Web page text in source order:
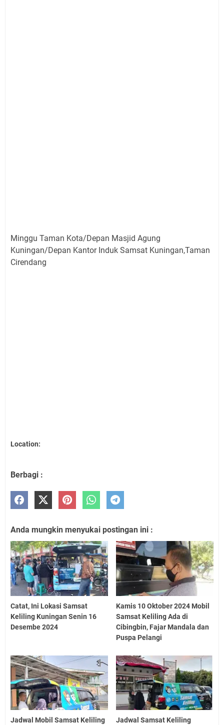
Minggu Taman Kota/Depan Masjid Agung
Kuningan/Depan Kantor Induk Samsat Kuningan,Taman
Cirendang
Location:
Berbagi :
Anda mungkin menyukai postingan ini :
Catat, Ini Lokasi Samsat
Keliling Kuningan Senin 16
Desembe 2024
Kamis 10 Oktober 2024 Mobil
Samsat Keliling Ada di
Cibingbin, Fajar Mandala dan
Puspa Pelangi
Jadwal Mobil Samsat Keliling
Jadwal Samsat Keliling